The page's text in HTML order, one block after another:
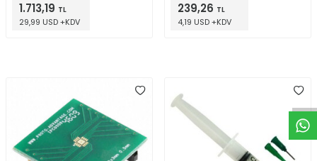
W
h
t
a
p
p
D
e
s
e
H
a
t
t
1.713,19 TL
29,99 USD +KDV
239,26 TL
4,19 USD +KDV